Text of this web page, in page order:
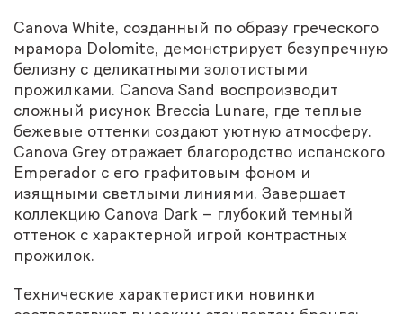
Canova White, созданный по образу греческого
мрамора Dolomite, демонстрирует безупречную
белизну с деликатными золотистыми
прожилками. Canova Sand воспроизводит
сложный рисунок Breccia Lunare, где теплые
бежевые оттенки создают уютную атмосферу.
Canova Grey отражает благородство испанского
Emperador с его графитовым фоном и
изящными светлыми линиями. Завершает
коллекцию Canova Dark – глубокий темный
оттенок с характерной игрой контрастных
прожилок.
Технические характеристики новинки